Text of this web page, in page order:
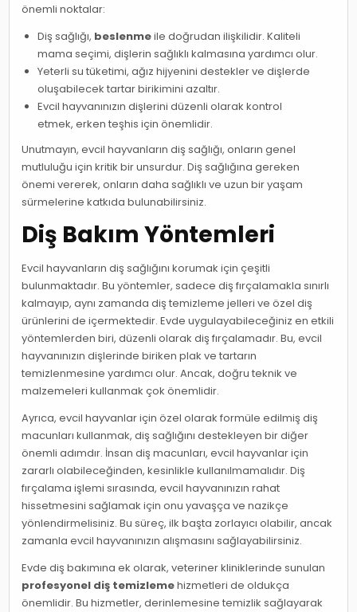
önemli noktalar:
Diş sağlığı, beslenmeile doğrudan ilişkilidir. Kaliteli
mama seçimi, dişlerin sağlıklı kalmasına yardımcı olur.
Yeterli su tüketimi, ağız hijyenini destekler ve dişlerde
oluşabilecek tartar birikimini azaltır.
Evcil hayvanınızın dişlerini düzenli olarak kontrol
etmek, erken teşhis için önemlidir.
Unutmayın, evcil hayvanların diş sağlığı, onların genel
mutluluğu için kritik bir unsurdur. Diş sağlığına gereken
önemi vererek, onların daha sağlıklı ve uzun bir yaşam
sürmelerine katkıda bulunabilirsiniz.
Diş Bakım Yöntemleri
Evcil hayvanların diş sağlığını korumak için çeşitli
bulunmaktadır. Bu yöntemler, sadece diş fırçalamakla sınırlı
kalmayıp, aynı zamanda diş temizleme jelleri ve özel diş
ürünlerini de içermektedir. Evde uygulayabileceğiniz en etkili
yöntemlerden biri, düzenli olarak diş fırçalamadır. Bu, evcil
hayvanınızın dişlerinde biriken plak ve tartarın
temizlenmesine yardımcı olur. Ancak, doğru teknik ve
malzemeleri kullanmak çok önemlidir.
Ayrıca, evcil hayvanlar için özel olarak formüle edilmiş diş
macunları kullanmak, diş sağlığını destekleyen bir diğer
önemli adımdır. İnsan diş macunları, evcil hayvanlar için
zararlı olabileceğinden, kesinlikle kullanılmamalıdır. Diş
fırçalama işlemi sırasında, evcil hayvanınızın rahat
hissetmesini sağlamak için onu yavaşça ve nazikçe
yönlendirmelisiniz. Bu süreç, ilk başta zorlayıcı olabilir, ancak
zamanla evcil hayvanınızın alışmasını sağlayabilirsiniz.
Evde diş bakımına ek olarak, veteriner kliniklerinde sunulan
profesyonel diş temizlemehizmetleri de oldukça
önemlidir. Bu hizmetler, derinlemesine temizlik sağlayarak